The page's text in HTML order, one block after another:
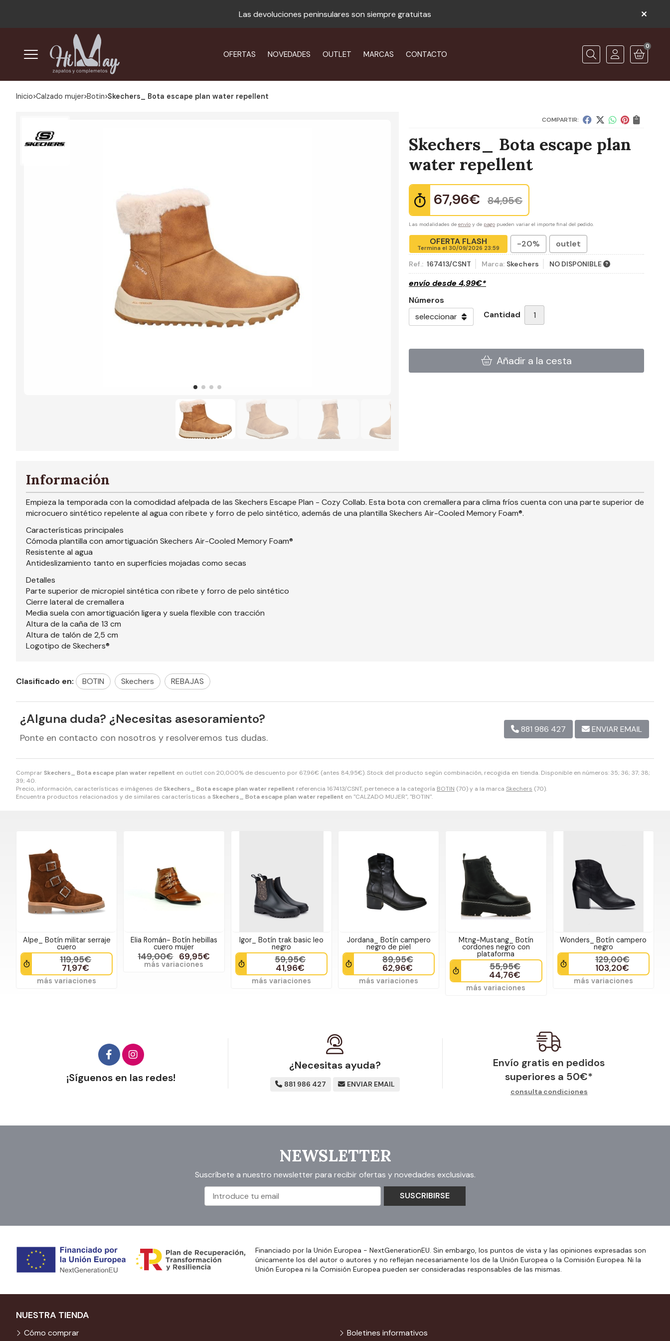
Las devoluciones peninsulares son siempre gratuitas
OFERTAS NOVEDADES OUTLET MARCAS CONTACTO Buscar
0
Inicio calzado mujer botin Skechers_ Bota escape plan water repellent
COMPARTIR:
Skechers_ Bota escape plan
water repellent
67,96€ 84,95€
Las modalidades de envío y de pago pueden variar el importe final del pedido.
OFERTA FLASH
Termina el 30/09/2026 23:59 -20% outlet
Ref.: 167413/CSNT Marca: Skechers NO DISPONIBLE
envío desde 4,99€*
Números
Cantidad
Añadir a la cesta
ComprarSkechers_ Bota escape plan water repellent en outlet con 20,000% de descuento por 67,96€ (antes 84,95€). Stock del producto según combinación, recogida en tienda. Disponible en números: 35; 36; 37; 38;
39; 40.
Precio, información, características e imágenes deSkechers_ Bota escape plan water repellent referencia 167413/CSNT, pertenece a la categoría BOTIN (70) y a la marca Skechers (70).
Encuentra productos relacionados y de similares características a Skechers_ Bota escape plan water repellent en "CALZADO MUJER", "BOTIN".
Información
Empieza la temporada con la comodidad afelpada de las Skechers Escape Plan - Cozy Collab. Esta bota con cremallera para clima fríos cuenta con una parte superior de
microcuero sintético repelente al agua con ribete y forro de pelo sintético, además de una plantilla Skechers Air-Cooled Memory Foam®.
Características principales
Cómoda plantilla con amortiguación Skechers Air-Cooled Memory Foam®
Resistente al agua
Antideslizamiento tanto en superficies mojadas como secas
Detalles
Parte superior de micropiel sintética con ribete y forro de pelo sintético
Cierre lateral de cremallera
Media suela con amortiguación ligera y suela flexible con tracción
Altura de la caña de 13 cm
Altura de talón de 2,5 cm
Logotipo de Skechers®
Clasificado en: BOTIN Skechers REBAJAS
¿Alguna duda? ¿Necesitas asesoramiento?
Ponte en contacto con nosotros y resolveremos tus dudas.
881 986 427 ENVIAR EMAIL
Alpe_ Botín militar serraje
cuero
119,95€
71,97€
más variaciones
Elia Román- Botín hebillas
cuero mujer
149,00€ 69,95€
más variaciones
Igor_ Botín trak basic leo
negro
59,95€
41,96€
más variaciones
Jordana_ Botín campero
negro de piel
89,95€
62,96€
más variaciones
Mtng-Mustang_ Botín
cordones negro con
plataforma
55,95€
44,76€
más variaciones
Wonders_ Botín campero
negro
129,00€
103,20€
más variaciones
¡Síguenos en las redes!
¿Necesitas ayuda?
881 986 427 ENVIAR EMAIL
Envío gratis en pedidos
superiores a 50€*
consulta condiciones
NEWSLETTER
Suscríbete a nuestro newsletter para recibir ofertas y novedades exclusivas.
SUSCRIBIRSE
Financiado por la Unión Europea - NextGenerationEU. Sin embargo, los puntos de vista y las opiniones expresadas son
únicamente los del autor o autores y no reflejan necesariamente los de la Unión Europea o la Comisión Europea. Ni la
Unión Europea ni la Comisión Europea pueden ser consideradas responsables de las mismas.
NUESTRA TIENDA
Cómo comprar Boletines informativos